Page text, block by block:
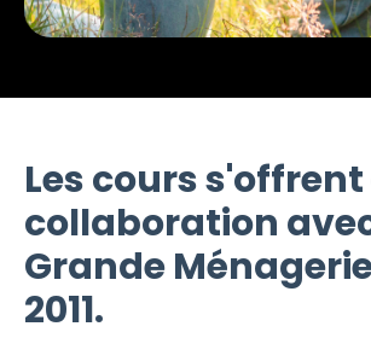
Les cours s'offrent
collaboration
Grande
2011.